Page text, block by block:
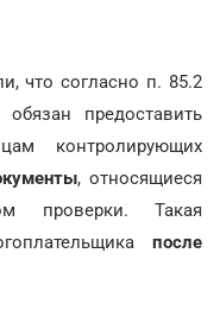
что согласно п. 85.2
предоставить
контролирующих
, относящиеся
проверки. Такая
после